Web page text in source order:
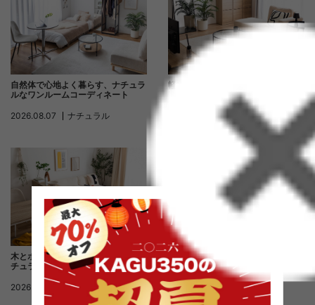
自然体で心地よく暮らす、ナチュラ
ルなワンルームコーディネート
2026.08.07
ナチュラル
軽やかに整えるナチュラルモダン空
ナチュラル
木とホワイトが調和する、明るいナ
チュラルスタイル
2026.07.21
ナチュラル
間仕切り収納で空間をゆるやかに分
けるワンルームコーディネート
2026.06.25
ナチュラル